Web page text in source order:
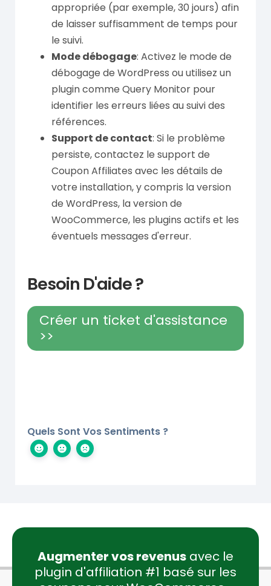
appropriée (par exemple, 30 jours) afin
de laisser suffisamment de temps pour
le suivi.
Mode débogage: Activez le mode de
débogage de WordPress ou utilisez un
plugin comme Query Monitor pour
identifier les erreurs liées au suivi des
références.
Support de contact: Si le problème
persiste, contactez le support de
Coupon Affiliates avec les détails de
votre installation, y compris la version
de WordPress, la version de
WooCommerce, les plugins actifs et les
éventuels messages d'erreur.
Besoin D'aide ?
Créer un ticket d'assistance
>>
Quels Sont Vos Sentiments ?
Augmenter vos revenus avec le
plugin d'affiliation #1 basé sur les